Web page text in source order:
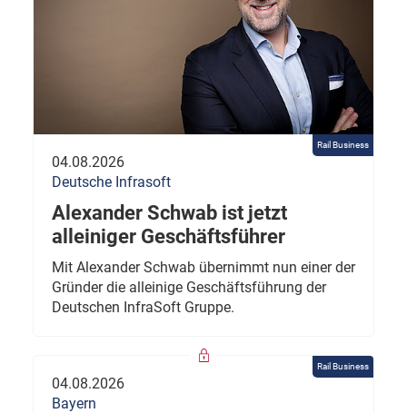
Rail Business
04.08.2026
Deutsche Infrasoft
Alexander Schwab ist jetzt
alleiniger Geschäftsführer
Mit Alexander Schwab übernimmt nun einer der
Gründer die alleinige Geschäftsführung der
Deutschen InfraSoft Gruppe.
Rail Business
04.08.2026
Bayern